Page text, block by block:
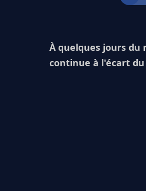
À quelques jours du
continue à l'écart